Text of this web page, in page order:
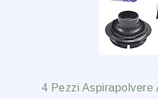
4 Pezzi